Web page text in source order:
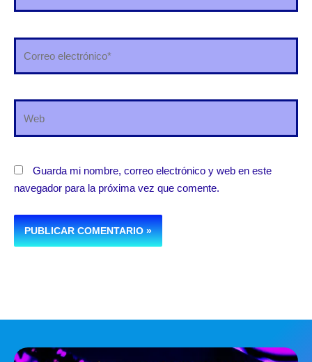
electrónico*
Guarda mi nombre, correo electrónico y web en este
navegador para la próxima vez que comente.